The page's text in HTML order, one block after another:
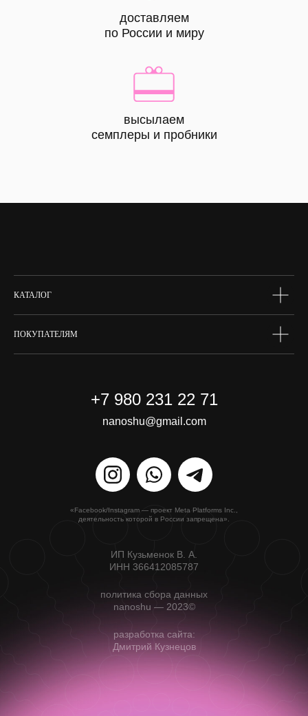
доставляем
по России и миру
высылаем
семплеры и пробники
КАТАЛОГ
ПОКУПАТЕЛЯМ
«Facebook/Instagram — проект Meta Platforms Inc.,
деятельность которой в России запрещена».
волосы
+7 980 231 22 71
nanoshu@gmail.com
ИП Кузьменок В. А.
ИНН 366412085787
разработка сайта:
Дмитрий Кузнецов
политика сбора данных
nanoshu — 2023©